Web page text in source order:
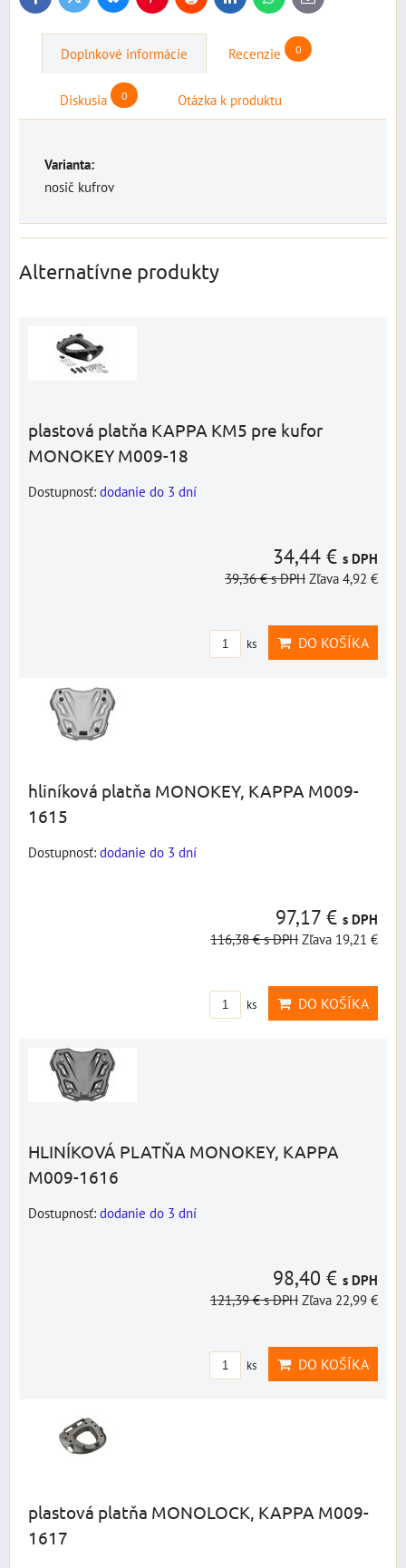
mail
Doplnkové informácie Recenzie 0
Diskusia 0 Otázka k produktu
Varianta:
nosič kufrov
Alternatívne produkty
plastová platňa KAPPA KM5 pre kufor
MONOKEY M009-18
Dostupnosť: dodanie do 3 dní
34,44 € s DPH
39,36 €s DPH Zľava 4,92 €
ks DO KOŠÍKA
hliníková platňa MONOKEY, KAPPA M009-
1615
Dostupnosť: dodanie do 3 dní
97,17 € s DPH
116,38 €s DPH Zľava 19,21 €
ks DO KOŠÍKA
HLINÍKOVÁ PLATŇA MONOKEY, KAPPA
M009-1616
Dostupnosť: dodanie do 3 dní
98,40 € s DPH
121,39 €s DPH Zľava 22,99 €
ks DO KOŠÍKA
plastová platňa MONOLOCK, KAPPA M009-
1617